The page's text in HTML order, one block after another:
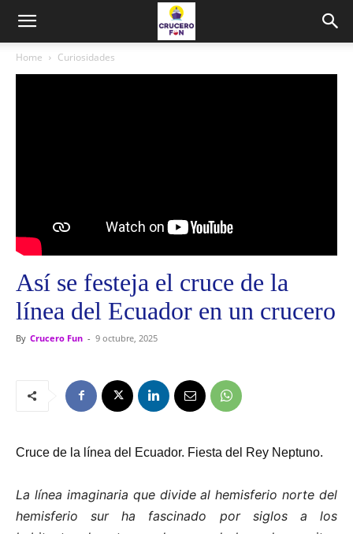
Home Curiosidades
Así se festeja el cruce de la
línea del Ecuador en un crucero
By Crucero Fun - 9 octubre, 2025
Cruce de la línea del Ecuador. Fiesta del Rey Neptuno.
La línea imaginaria que divide al hemisferio norte del
hemisferio sur ha fascinado por siglos a los